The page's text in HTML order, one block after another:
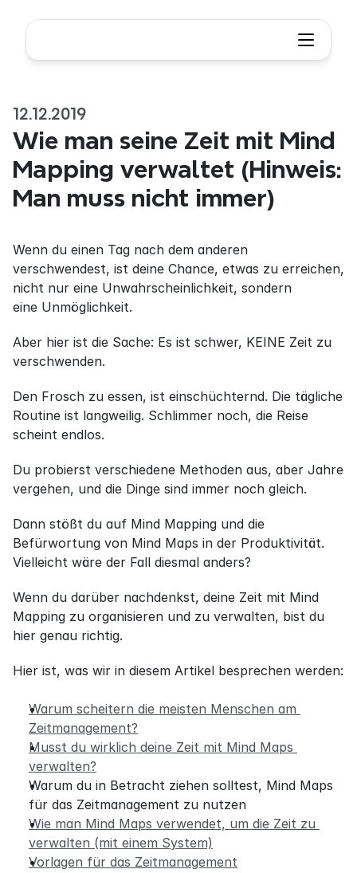
12.12.2019
Wie man seine Zeit mit Mind
Mapping verwaltet (Hinweis:
Man muss nicht immer)
Wenn du einen Tag nach dem anderen
verschwendest, ist deine Chance, etwas zu erreichen,
nicht nur eine Unwahrscheinlichkeit, sondern
eine Unmöglichkeit.
Aber hier ist die Sache: Es ist schwer, KEINE Zeit zu
verschwenden.
Den Frosch zu essen, ist einschüchternd. Die tägliche
Routine ist langweilig. Schlimmer noch, die Reise
scheint endlos.
Du probierst verschiedene Methoden aus, aber Jahre
vergehen, und die Dinge sind immer noch gleich.
Dann stößt du auf Mind Mapping und die
Befürwortung von Mind Maps in der Produktivität.
Vielleicht wäre der Fall diesmal anders?
Wenn du darüber nachdenkst, deine Zeit mit Mind
Mapping zu organisieren und zu verwalten, bist du
hier genau richtig.
Hier ist, was wir in diesem Artikel besprechen werden:
Warum scheitern die meisten Menschen am
Zeitmanagement?
Musst du wirklich deine Zeit mit Mind Maps
verwalten?
Warum du in Betracht ziehen solltest, Mind Maps
für das Zeitmanagement zu nutzen
Wie man Mind Maps verwendet, um die Zeit zu
verwalten (mit einem System)
Vorlagen für das Zeitmanagement